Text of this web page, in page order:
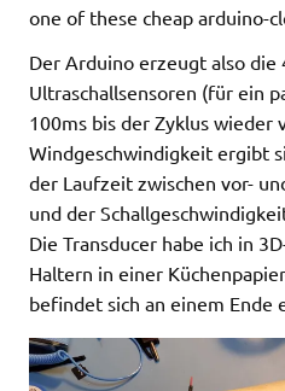
one of these cheap arduino-
Der Arduino erzeugt also die
Ultraschallsensoren (für ein
100ms bis der Zyklus wieder
Windgeschwindigkeit ergibt
der Laufzeit zwischen vor-
und der
Die Transducer habe ich in
Haltern in einer
befindet sich an einem Ende